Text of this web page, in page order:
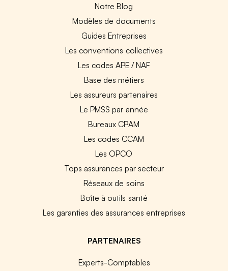
Notre Blog
Modèles de documents
Guides Entreprises
Les conventions collectives
Les codes APE / NAF
Base des métiers
Les assureurs partenaires
Le PMSS par année
Bureaux CPAM
Les codes CCAM
Les OPCO
Tops assurances par secteur
Réseaux de soins
Boîte à outils santé
Les garanties des assurances entreprises
PARTENAIRES
Experts-Comptables